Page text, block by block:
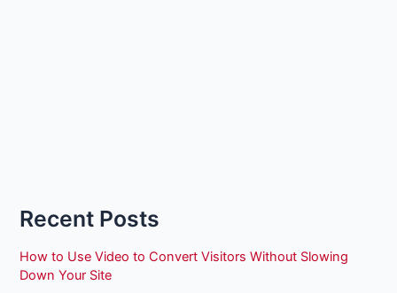
Recent Posts
How to Use Video to Convert Visitors Without Slowing
Down Your Site